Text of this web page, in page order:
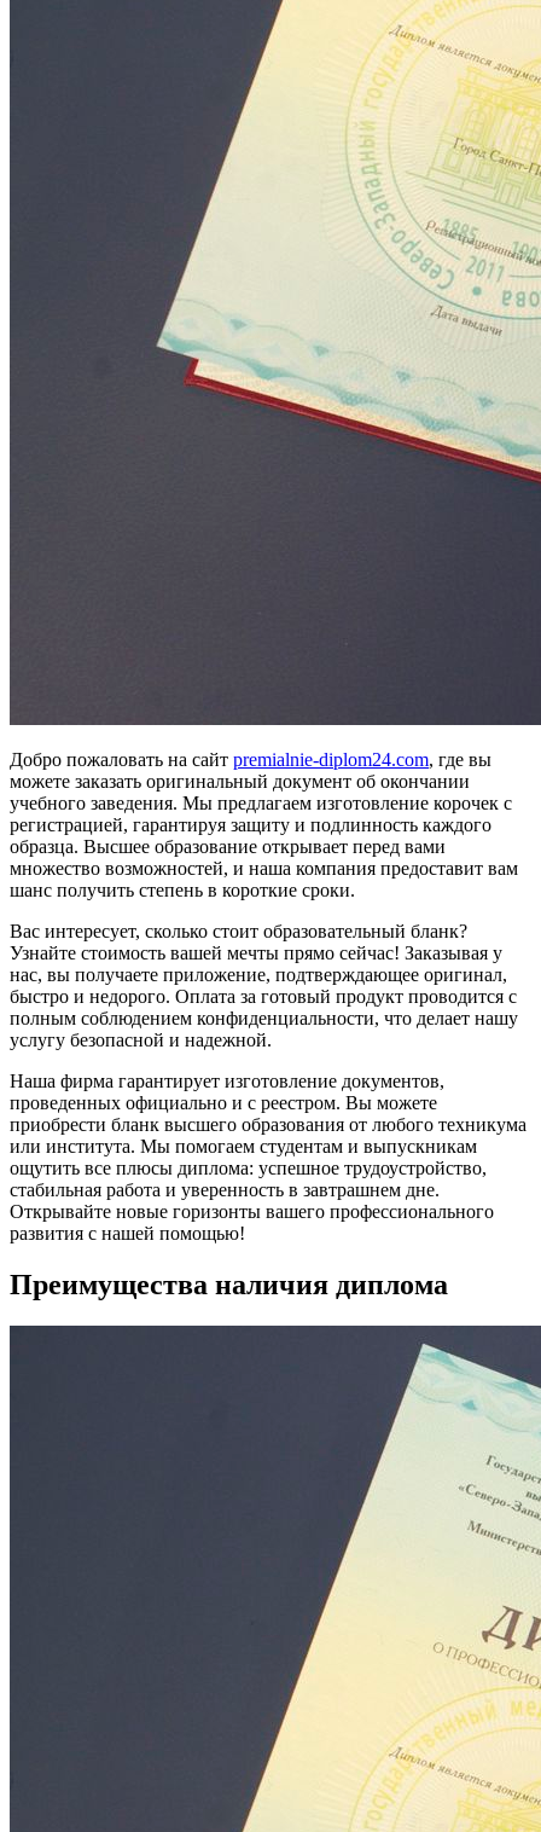
Добро пожаловать на сайт premialnie-diplom24.com, где вы
можете заказать оригинальный документ об окончании
учебного заведения. Мы предлагаем изготовление корочек с
регистрацией, гарантируя защиту и подлинность каждого
образца. Высшее образование открывает перед вами
множество возможностей, и наша компания предоставит вам
шанс получить степень в короткие сроки.
Вас интересует, сколько стоит образовательный бланк?
Узнайте стоимость вашей мечты прямо сейчас! Заказывая у
нас, вы получаете приложение, подтверждающее оригинал,
быстро и недорого. Оплата за готовый продукт проводится с
полным соблюдением конфиденциальности, что делает нашу
услугу безопасной и надежной.
Наша фирма гарантирует изготовление документов,
проведенных официально и с реестром. Вы можете
приобрести бланк высшего образования от любого техникума
или института. Мы помогаем студентам и выпускникам
ощутить все плюсы диплома: успешное трудоустройство,
стабильная работа и уверенность в завтрашнем дне.
Открывайте новые горизонты вашего профессионального
развития с нашей помощью!
Преимущества наличия диплома